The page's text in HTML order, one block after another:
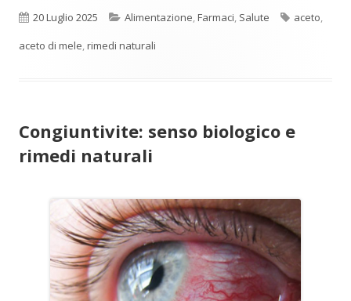
Pubblicato
20 Luglio 2025 Categorie
Alimentazione,Farmaci, Salute Tag
aceto,
aceto di mele,rimedi naturali
Congiuntivite: senso biologico e
rimedi naturali